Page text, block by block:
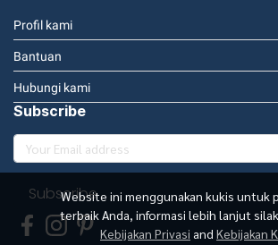
Website ini menggunakan kukis untuk
terbaik Anda, informasi lebih lanjut
Kebijakan Privasi and Kebijakan
Profil kami
Bantuan
Hubungi kami
Subscribe
Subscribe